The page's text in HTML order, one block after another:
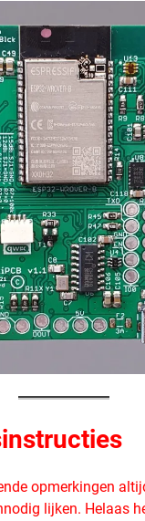
opmerkingen
lijken. Helaas